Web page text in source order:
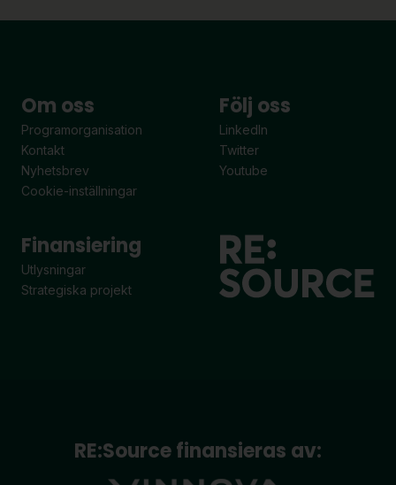
Om oss
Programorganisation
Kontakt
Nyhetsbrev
Cookie-inställningar
Följ oss
LinkedIn
Twitter
Youtube
Finansiering
Utlysningar
Strategiska projekt
RE:Source finansieras av: